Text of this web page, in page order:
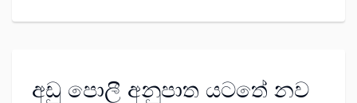
අඩු පොලී අනුපාත යටතේ නව